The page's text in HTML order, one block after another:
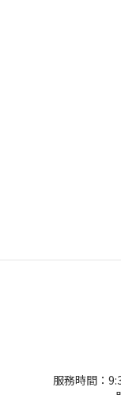
服務時間：